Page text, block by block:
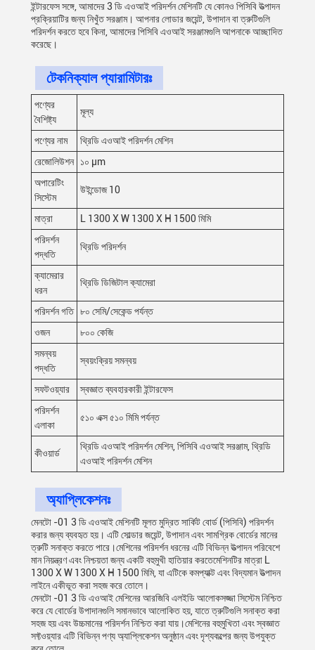
ইন্টারফেস সঙ্গে, আমাদের 3 ডি এওআই পরিদর্শন মেশিনটি যে কোনও পিসিবি উত্পাদন
প্রক্রিয়াটির জন্য নিখুঁত সরঞ্জাম। আপনার লোডার জয়েন্ট, উপাদান বা ত্রুটিগুলি
পরিদর্শন করতে হবে কিনা, আমাদের পিসিবি এওআই সরঞ্জামগুলি আপনাকে আচ্ছাদিত
করেছে।
টেকনিক্যাল প্যারামিটারঃ
পণ্যের
বৈশিষ্ট্য
মূল্য
পণ্যের নাম
থ্রিডি এওআই পরিদর্শন মেশিন
রেজোলিউশন
১০ μm
অপারেটিং
সিস্টেম
উইন্ডোজ 10
মাত্রা
L 1300 X W 1300 X H 1500 মিমি
পরিদর্শন
পদ্ধতি
থ্রিডি পরিদর্শন
ক্যামেরার
ধরন
থ্রিডি ডিজিটাল ক্যামেরা
পরিদর্শন গতি ৮০ সেমি/সেকেন্ড পর্যন্ত
ওজন
৮০০ কেজি
সমন্বয়
পদ্ধতি
স্বয়ংক্রিয় সমন্বয়
সফটওয়্যার
স্বজ্ঞাত ব্যবহারকারী ইন্টারফেস
পরিদর্শন
এলাকা
৫১০ এক্স ৫১০ মিমি পর্যন্ত
কীওয়ার্ড
থ্রিডি এওআই পরিদর্শন মেশিন, পিসিবি এওআই সরঞ্জাম, থ্রিডি
এওআই পরিদর্শন মেশিন
অ্যাপ্লিকেশনঃ
মেনটো -01 3 ডি এওআই মেশিনটি মূলত মুদ্রিত সার্কিট বোর্ড (পিসিবি) পরিদর্শন
করার জন্য ব্যবহৃত হয়। এটি সোল্ডার জয়েন্ট, উপাদান এবং সামগ্রিক বোর্ডের মানের
ত্রুটি সনাক্ত করতে পারে।মেশিনের পরিদর্শন ধরনের এটি বিভিন্ন উত্পাদন পরিবেশে
মান নিয়ন্ত্রণ এবং নিশ্চয়তা জন্য একটি বহুমুখী হাতিয়ার করতেমেশিনটির মাত্রা L
1300 X W 1300 X H 1500 মিমি, যা এটিকে কমপ্যাক্ট এবং বিদ্যমান উত্পাদন
লাইনে একীভূত করা সহজ করে তোলে।
মেনটো -01 3 ডি এওআই মেশিনের আরজিবি এলইডি আলোকসজ্জা সিস্টেম নিশ্চিত
করে যে বোর্ডের উপাদানগুলি সমানভাবে আলোকিত হয়, যাতে ত্রুটিগুলি সনাক্ত করা
সহজ হয় এবং উচ্চমানের পরিদর্শন নিশ্চিত করা যায়।মেশিনের বহুমুখিতা এবং স্বজ্ঞাত
সফ্টওয়্যার এটি বিভিন্ন পণ্য অ্যাপ্লিকেশন অনুষ্ঠান এবং দৃশ্যকল্পের জন্য উপযুক্ত